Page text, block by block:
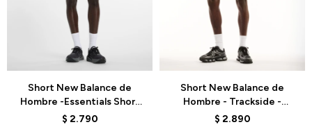
Short New Balance de
Hombre -Essentials Short
5"- MB6180TABK - BLACK
$ 2.790
Short New Balance de
Hombre - Trackside -
MB62U39TBK - BLACK
$ 2.890
Talle